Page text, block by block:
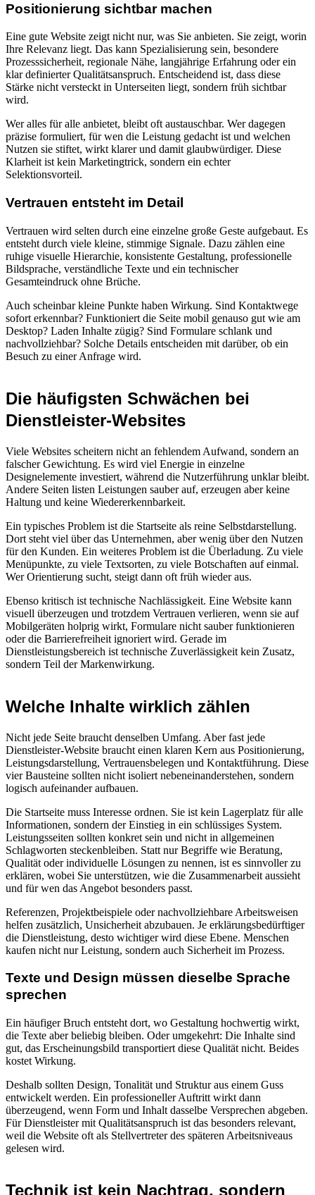
Positionierung sichtbar machen
Eine gute Website zeigt nicht nur, was Sie anbieten. Sie zeigt, worin
Ihre Relevanz liegt. Das kann Spezialisierung sein, besondere
Prozesssicherheit, regionale Nähe, langjährige Erfahrung oder ein
klar definierter Qualitätsanspruch. Entscheidend ist, dass diese
Stärke nicht versteckt in Unterseiten liegt, sondern früh sichtbar
wird.
Wer alles für alle anbietet, bleibt oft austauschbar. Wer dagegen
präzise formuliert, für wen die Leistung gedacht ist und welchen
Nutzen sie stiftet, wirkt klarer und damit glaubwürdiger. Diese
Klarheit ist kein Marketingtrick, sondern ein echter
Selektionsvorteil.
Vertrauen entsteht im Detail
Vertrauen wird selten durch eine einzelne große Geste aufgebaut. Es
entsteht durch viele kleine, stimmige Signale. Dazu zählen eine
ruhige visuelle Hierarchie, konsistente Gestaltung, professionelle
Bildsprache, verständliche Texte und ein technischer
Gesamteindruck ohne Brüche.
Auch scheinbar kleine Punkte haben Wirkung. Sind Kontaktwege
sofort erkennbar? Funktioniert die Seite mobil genauso gut wie am
Desktop? Laden Inhalte zügig? Sind Formulare schlank und
nachvollziehbar? Solche Details entscheiden mit darüber, ob ein
Besuch zu einer Anfrage wird.
Die häufigsten Schwächen bei
Dienstleister-Websites
Viele Websites scheitern nicht an fehlendem Aufwand, sondern an
falscher Gewichtung. Es wird viel Energie in einzelne
Designelemente investiert, während die Nutzerführung unklar bleibt.
Andere Seiten listen Leistungen sauber auf, erzeugen aber keine
Haltung und keine Wiedererkennbarkeit.
Ein typisches Problem ist die Startseite als reine Selbstdarstellung.
Dort steht viel über das Unternehmen, aber wenig über den Nutzen
für den Kunden. Ein weiteres Problem ist die Überladung. Zu viele
Menüpunkte, zu viele Textsorten, zu viele Botschaften auf einmal.
Wer Orientierung sucht, steigt dann oft früh wieder aus.
Ebenso kritisch ist technische Nachlässigkeit. Eine Website kann
visuell überzeugen und trotzdem Vertrauen verlieren, wenn sie auf
Mobilgeräten holprig wirkt, Formulare nicht sauber funktionieren
oder die Barrierefreiheit ignoriert wird. Gerade im
Dienstleistungsbereich ist technische Zuverlässigkeit kein Zusatz,
sondern Teil der Markenwirkung.
Welche Inhalte wirklich zählen
Nicht jede Seite braucht denselben Umfang. Aber fast jede
Dienstleister-Website braucht einen klaren Kern aus Positionierung,
Leistungsdarstellung, Vertrauensbelegen und Kontaktführung. Diese
vier Bausteine sollten nicht isoliert nebeneinanderstehen, sondern
logisch aufeinander aufbauen.
Die Startseite muss Interesse ordnen. Sie ist kein Lagerplatz für alle
Informationen, sondern der Einstieg in ein schlüssiges System.
Leistungsseiten sollten konkret sein und nicht in allgemeinen
Schlagworten steckenbleiben. Statt nur Begriffe wie Beratung,
Qualität oder individuelle Lösungen zu nennen, ist es sinnvoller zu
erklären, wobei Sie unterstützen, wie die Zusammenarbeit aussieht
und für wen das Angebot besonders passt.
Referenzen, Projektbeispiele oder nachvollziehbare Arbeitsweisen
helfen zusätzlich, Unsicherheit abzubauen. Je erklärungsbedürftiger
die Dienstleistung, desto wichtiger wird diese Ebene. Menschen
kaufen nicht nur Leistung, sondern auch Sicherheit im Prozess.
Texte und Design müssen dieselbe Sprache
sprechen
Ein häufiger Bruch entsteht dort, wo Gestaltung hochwertig wirkt,
die Texte aber beliebig bleiben. Oder umgekehrt: Die Inhalte sind
gut, das Erscheinungsbild transportiert diese Qualität nicht. Beides
kostet Wirkung.
Deshalb sollten Design, Tonalität und Struktur aus einem Guss
entwickelt werden. Ein professioneller Auftritt wirkt dann
überzeugend, wenn Form und Inhalt dasselbe Versprechen abgeben.
Für Dienstleister mit Qualitätsanspruch ist das besonders relevant,
weil die Website oft als Stellvertreter des späteren Arbeitsniveaus
gelesen wird.
Technik ist kein Nachtrag, sondern